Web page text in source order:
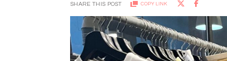
SHARE THIS POST COPY LINK